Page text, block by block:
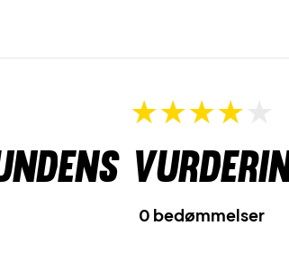
0 bedømmelser